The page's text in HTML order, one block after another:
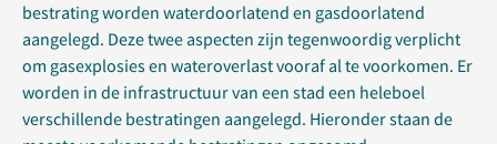
bestrating worden waterdoorlatend en gasdoorlatend
aangelegd. Deze twee aspecten zijn tegenwoordig verplicht
om gasexplosies en wateroverlast vooraf al te voorkomen. Er
worden in de infrastructuur van een stad een heleboel
verschillende bestratingen aangelegd. Hieronder staan de